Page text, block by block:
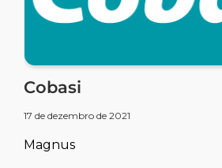
Cobasi
17 de dezembro de 2021
Magnus